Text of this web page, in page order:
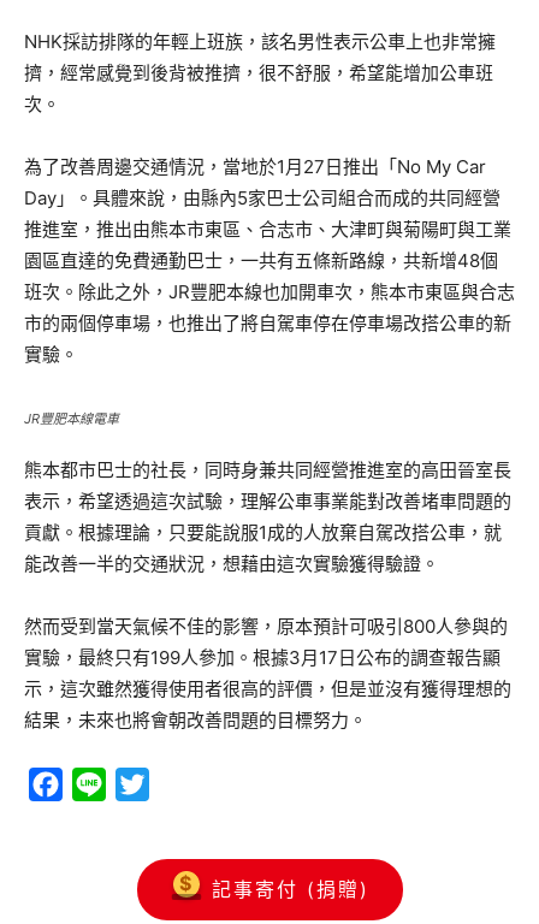
NHK採訪排隊的年輕上班族，該名男性表示公車上也非常擁
擠，經常感覺到後背被推擠，很不舒服，希望能增加公車班
次。
為了改善周邊交通情況，當地於1月27日推出「No My Car
Day」。具體來說，由縣內5家巴士公司組合而成的共同經營
推進室，推出由熊本市東區、合志市、大津町與菊陽町與工業
園區直達的免費通勤巴士，一共有五條新路線，共新增48個
班次。除此之外，JR豐肥本線也加開車次，熊本市東區與合志
市的兩個停車場，也推出了將自駕車停在停車場改搭公車的新
實驗。
JR豐肥本線電車
熊本都市巴士的社長，同時身兼共同經營推進室的高田晉室長
表示，希望透過這次試驗，理解公車事業能對改善堵車問題的
貢獻。根據理論，只要能說服1成的人放棄自駕改搭公車，就
能改善一半的交通狀況，想藉由這次實驗獲得驗證。
然而受到當天氣候不佳的影響，原本預計可吸引800人參與的
實驗，最終只有199人參加。根據3月17日公布的調查報告顯
示，這次雖然獲得使用者很高的評價，但是並沒有獲得理想的
結果，未來也將會朝改善問題的目標努力。
Facebook
Line
記事寄付 (捐贈)